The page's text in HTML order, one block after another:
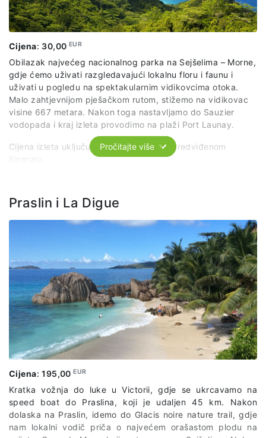
Cijena: 30,00 EUR
Obilazak najvećeg nacionalnog parka na Sejšelima – Morne,
gdje ćemo uživati razgledavajući lokalnu floru i faunu i
uživati u pogledu na spektakularnim vidikovcima otoka.
Malo zahtjevnijom pješačkom rutom, stižemo na vidikovac
visine 667 metara. Nakon toga nastavljamo do Sauzier
vodopada i kraj izleta provodimo na plaži Port Launay.
Cijena izleta uključuje: transfere prema predviđenom
Pročitajte više
Praslin i La Digue
Cijena:195,00EUR
Kratka vožnja do luke u Victorii, gdje se ukrcavamo na
speed boat do Praslina, koji je udaljen 45 km. Nakon
dolaska na Praslin, idemo do Glacis noire nature trail, gdje
nam lokalni vodič priča o najvećem orašastom plodu na